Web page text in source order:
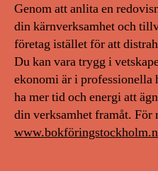
Genom att anlita en
din kärnverksamhet och
företag istället för att
Du kan vara trygg i
ekonomi är i professionella
ha mer tid och energi att
din verksamhet framåt. För